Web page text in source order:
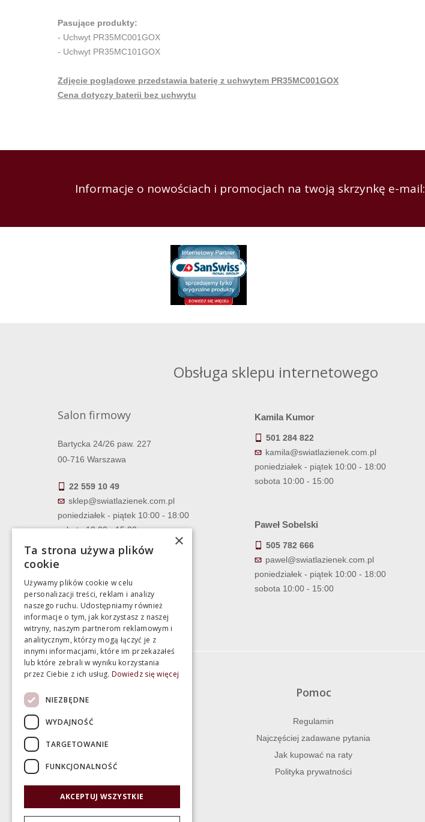
Pasujące produkty:
- Uchwyt PR35MC001GOX
- Uchwyt PR35MC101GOX
Zdjęcie poglądowe przedstawia baterię z uchwytem PR35MC001GOX
Cena dotyczy baterii bez uchwytu
Informacje o nowościach i promocjach na twoją skrzynkę e-mail:
Obsługa sklepu internetowego
Salon firmowy
Bartycka 24/26 paw. 227
00-716 Warszawa
22 559 10 49
sklep@swiatlazienek.com.pl
poniedziałek - piątek 10:00 - 18:00
sobota 10:00 - 15:00
Kamila Kumor
501 284 822
kamila@swiatlazienek.com.pl
poniedziałek - piątek 10:00 - 18:00
sobota 10:00 - 15:00
Paweł Sobelski
505 782 666
pawel@swiatlazienek.com.pl
poniedziałek - piątek 10:00 - 18:00
sobota 10:00 - 15:00
Termin realizacji zamówienia
Gwarancja i serwis
Zwrot towaru
Pomoc
Regulamin
Najczęściej zadawane pytania
Jak kupować na raty
Polityka prywatności
×
Ta strona używa plików
cookie
Używamy plików cookie w celu
personalizacji treści, reklam i analizy
naszego ruchu. Udostępniamy również
informacje o tym, jak korzystasz z naszej
witryny, naszym partnerom reklamowym i
analitycznym, którzy mogą łączyć je z
innymi informacjami, które im przekazałeś
lub które zebrali w wyniku korzystania
przez Ciebie z ich usług. Dowiedz się więcej
NIEZBĘDNE
WYDAJNOŚĆ
TARGETOWANIE
FUNKCJONALNOŚĆ
AKCEPTUJ WSZYSTKIE